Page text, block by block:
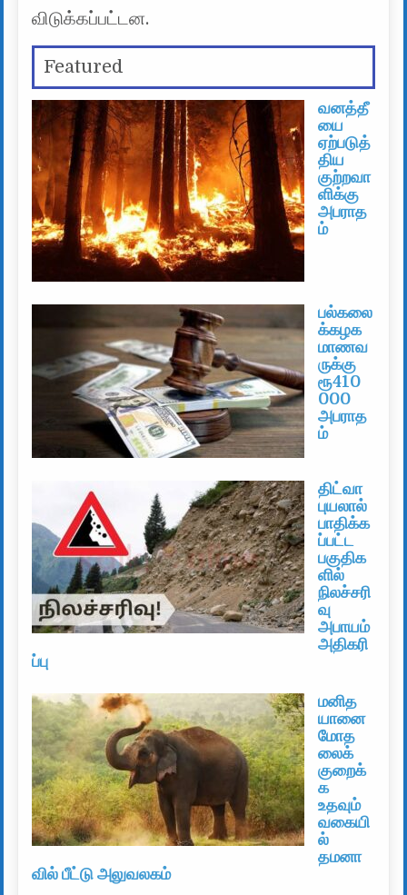
விடுக்கப்பட்டன.
Featured
வனத்தீ
யை
ஏற்படுத்
திய
குற்றவா
ளிக்கு
அபராத
ம்
பல்கலை
க்கழக
மாணவ
ருக்கு
ரூ410
000
அபராத
ம்
திட்வா
புயலால்
பாதிக்க
ப்பட்ட
பகுதிக
ளில்
நிலச்சரி
வு
அபாயம்
அதிகரி
ப்பு
மனித
யானை
மோத
லைக்
குறைக்
க
உதவும்
வகையி
ல்
தமனா
வில் பீட்டு அலுவலகம்